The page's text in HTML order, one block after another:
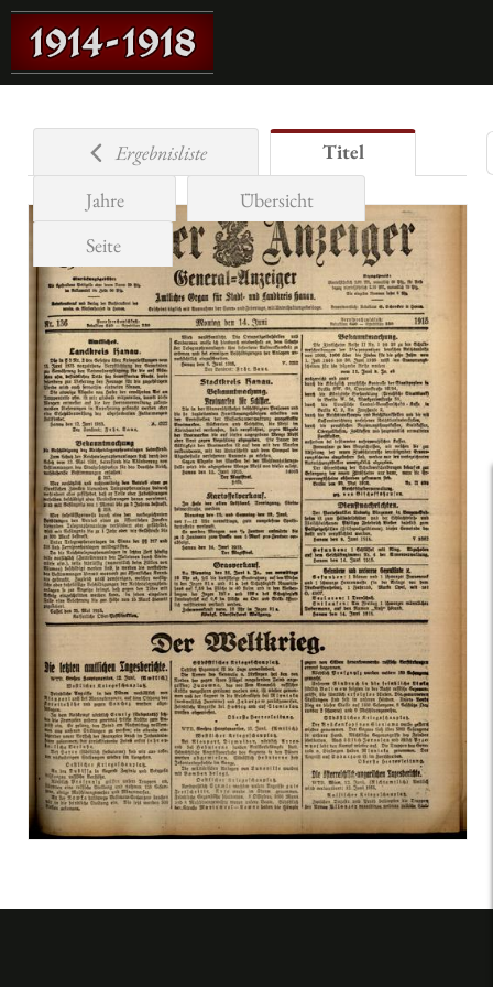
Ergebnisliste
Titel
Jahre
Übersicht
Seite